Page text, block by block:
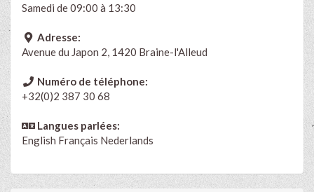
Samedi de 09:00 à 13:30
Adresse:
Avenue du Japon 2, 1420 Braine-l'Alleud
Numéro de téléphone:
+32(0)2 387 30 68
Langues parlées:
English Français Nederlands